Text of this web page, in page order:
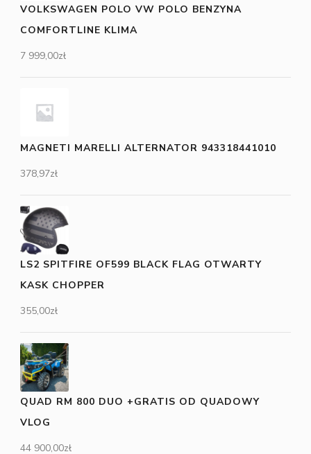
VOLKSWAGEN POLO VW POLO BENZYNA
COMFORTLINE KLIMA
7 999,00zł
MAGNETI MARELLI ALTERNATOR 943318441010
378,97zł
LS2 SPITFIRE OF599 BLACK FLAG OTWARTY
KASK CHOPPER
355,00zł
QUAD RM 800 DUO +GRATIS OD QUADOWY
VLOG
44 900,00zł